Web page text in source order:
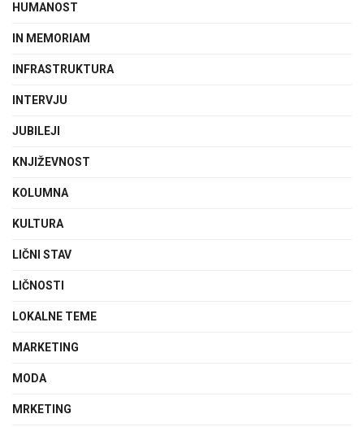
HUMANOST
IN MEMORIAM
INFRASTRUKTURA
INTERVJU
JUBILEJI
KNJIŽEVNOST
KOLUMNA
KULTURA
LIČNI STAV
LIČNOSTI
LOKALNE TEME
MARKETING
MODA
MRKETING